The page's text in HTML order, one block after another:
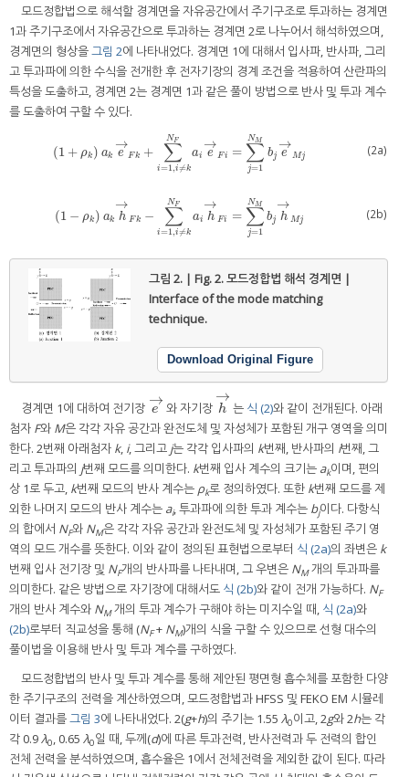
모드정합법으로 해석할 경계면을 자유공간에서 주기구조로 투과하는 경계면
1과 주기구조에서 자유공간으로 투과하는 경계면 2로 나누어서 해석하였으며,
경계면의 형상을그림 2에 나타내었다. 경계면 1에 대해서 입사파, 반사파, 그리
고 투과파에 의한 수식을 전개한 후 전자기장의 경계 조건을 적용하여 산란파의
특성을 도출하고, 경계면 2는 경계면 1과 같은 풀이 방법으로 반사 및 투과 계수
를 도출하여 구할 수 있다.
(1 + ρk ) ak e
→
Fk + ∑
i=1,i≠k
NF
ai e
→
Fi = ∑
j=1
NM
bj e
→
Mj
(1 +ρ k)ak e→ Fk +∑i =1 ≠kN F aie→F i=∑ j=1 N M bje→ Mj (2a)
(1 − ρk ) ak h
→
Fk − ∑
i=1,i≠k
NF
ai h
→
Fi = ∑
j=1
NM
bj h
→
Mj
(1−ρk)akh→ Fk −∑i =1 kN F ih→F i=∑ j=1 N Mbjh→ Mj (2b)
그림 2. | Fig. 2.모드정합법 해석 경계면 |
Interface of the mode matching
technique.
Download Original Figure
경계면 1에 대하여 전기장 e
→
e→ 와 자기장 h
→
h→는 식 (2)와 같이 전개된다. 아래
첨자 F와 M은 각각 자유 공간과 완전도체 및 자성체가 포함된 개구 영역을 의미
한다. 2번째 아래첨자 k, i, 그리고 j는 각각 입사파의 k번째, 반사파의 i번째, 그
리고 투과파의 j번째 모드를 의미한다. k번째 입사 계수의 크기는 ak이며, 편의
상 1로 두고, k번째 모드의 반사 계수는 ρk로 정의하였다. 또한 k번째 모드를 제
외한 나머지 모드의 반사 계수는 ai, 투과파에 의한 투과 계수는 bj이다. 다항식
의 합에서 NF와 NM은 각각 자유 공간과 완전도체 및 자성체가 포함된 주기 영
역의 모드 개수를 뜻한다. 이와 같이 정의된 표현법으로부터 식 (2a)의 좌변은 k
번째 입사 전기장 및 NF개의 반사파를 나타내며, 그 우변은 NM개의 투과파를
의미한다. 같은 방법으로 자기장에 대해서도 식 (2b)와 같이 전개 가능하다. NF
개의 반사 계수와 NM개의 투과 계수가 구해야 하는 미지수일 때, 식 (2a)와
(2b)로부터 직교성을 통해 (NF+ NM)개의 식을 구할 수 있으므로 선형 대수의
풀이법을 이용해 반사 및 투과 계수를 구하였다.
모드정합법의 반사 및 투과 계수를 통해 제안된 평면형 흡수체를 포함한 다양
한 주기구조의 전력을 계산하였으며, 모드정합법과 HFSS 및 FEKO EM 시뮬레
이터 결과를그림 3에 나타내었다. 2(g+h)의 주기는 1.55 λ0이고, 2g와 2h는 각
각 0.9λ0, 0.65 λ0일 때, 두께(d)에 따른 투과전력, 반사전력과 두 전력의 합인
전체 전력을 분석하였으며, 흡수율은 1에서 전체전력을 제외한 값이 된다. 따라